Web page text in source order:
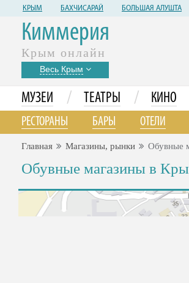
КРЫМ БАХЧИСАРАЙ БОЛЬШАЯ АЛУШТА
Киммерия
Крым онлайн
Весь Крым
МУЗЕИ / ТЕАТРЫ / КИНО
РЕСТОРАНЫ БАРЫ ОТЕЛИ
Главная Магазины, рынки Обувные
Обувные магазины в